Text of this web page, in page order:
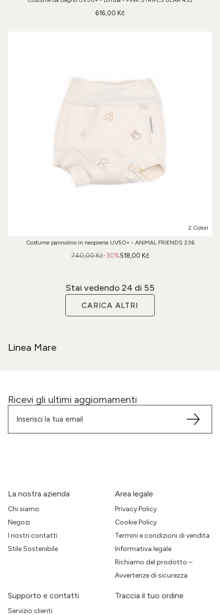
616,00 Kč
2 Colori
Costume pannolino in neoprene UV50+ - ANIMAL FRIENDS 236
-30%
740,00 Kč 518,00 Kč
Stai vedendo 24 di 55
CARICA ALTRI
Linea Mare
Ricevi gli ultimi aggiornamenti
La nostra azienda
Chi siamo
Negozi
I nostri contatti
Stile Sostenibile
Area legale
Privacy Policy
Cookie Policy
Termini e condizioni di vendita
Informativa legale
Richiamo del prodotto –
Avvertenze di sicurezza
Supporto e contatti
Servizio clienti
Traccia il tuo ordine